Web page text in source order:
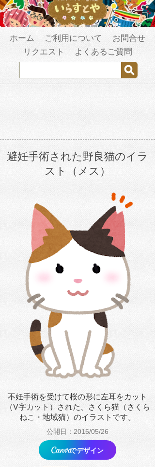
ホーム ご利用について
お問合せ
リクエスト
よくあるご質問
避妊手術された野良猫のイラ
スト（メス）
不妊手術を受けて桜の形に左耳をカット
（V字カット）された、さくら猫（さくら
ねこ・地域猫）のイラストです。
公開日：2016/05/26
でデザイン